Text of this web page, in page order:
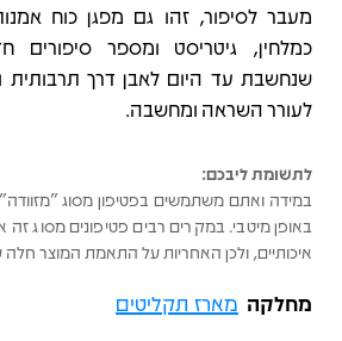
מעבר לסיפור, זהו גם מפגן כוח
כמלחין, גיטריסט ומספר סיפורים
שנחשבת עד היום לאבן דרך תרבותית
לעורר השראה ומחשבה.
לתשומת ליבכם:
במידה ואתם משתמשים בפטיפון מסוג "מזוודה",
באופן מיטבי. במקרים רבים פטיפונים מסוג
איכותיים, ולכן האחריות על התאמת המוצר
מחלקה מארז תקליטים